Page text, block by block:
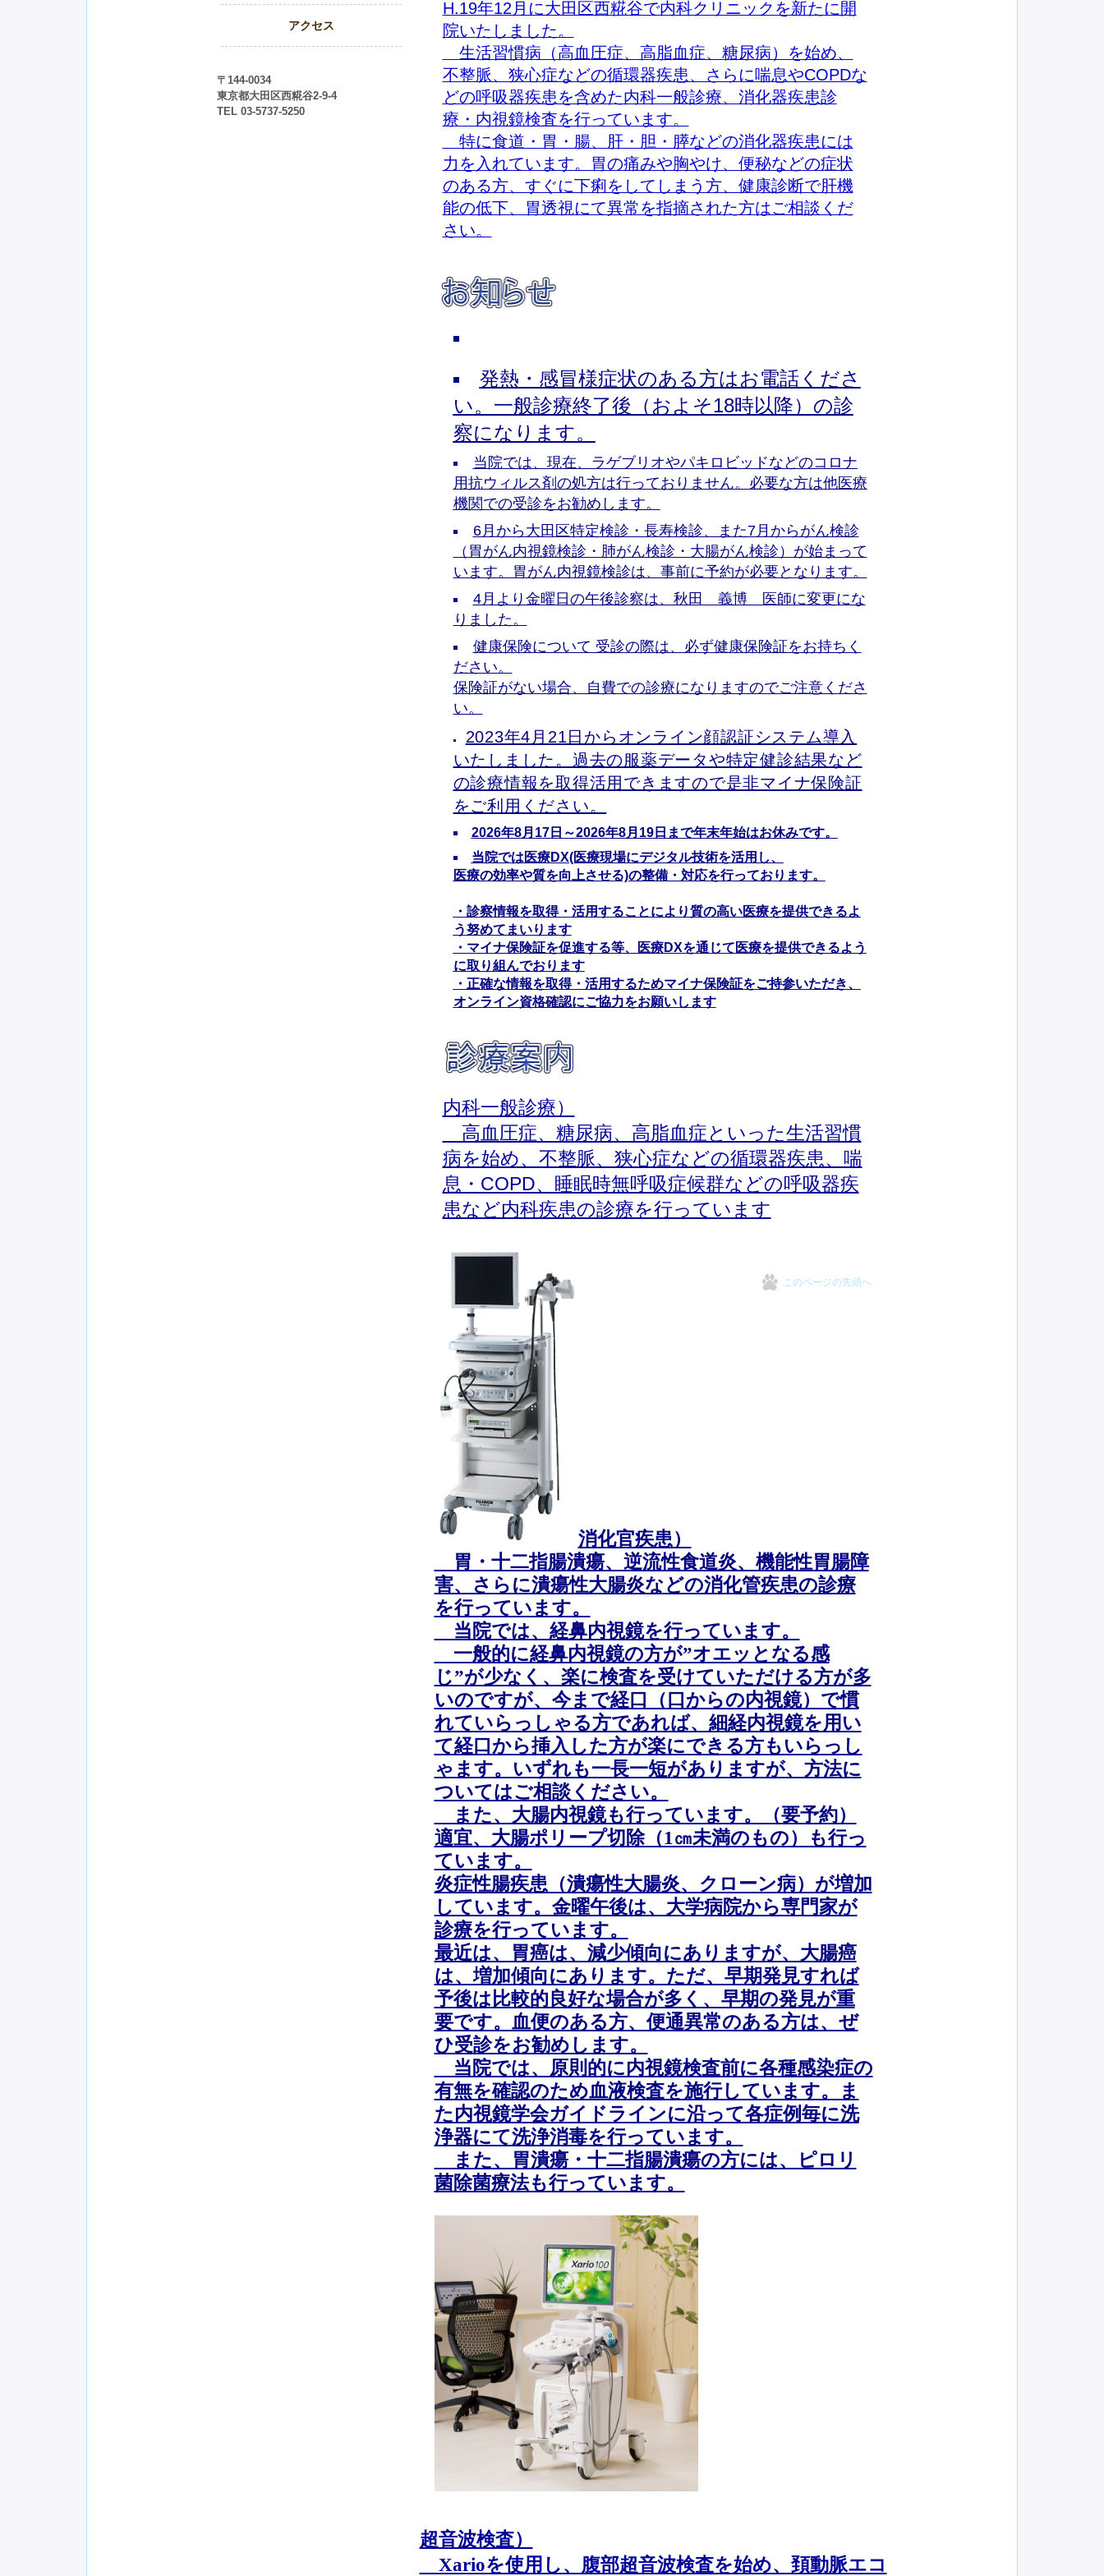
H.19年12月に大田区西糀谷で内科クリニックを新たに開
院いたしました。
生活習慣病（高血圧症、高脂血症、糖尿病）を始め、
不整脈、狭心症などの循環器疾患、さらに喘息やCOPDな
どの呼吸器疾患を含めた内科一般診療、消化器疾患診
療・内視鏡検査を行っています。
特に食道・胃・腸、肝・胆・膵などの消化器疾患には
力を入れています。胃の痛みや胸やけ、便秘などの症状
のある方、すぐに下痢をしてしまう方、健康診断で肝機
能の低下、胃透視にて異常を指摘された方はご相談くだ
さい。
発熱・感冒様症状のある方はお電話くださ
い。一般診療終了後（およそ18時以降）の診
察になります。
当院では、現在、ラゲブリオやパキロビッドなどのコロナ
用抗ウィルス剤の処方は行っておりません。必要な方は他医療
機関での受診をお勧めします。
6月から大田区特定検診・長寿検診、また7月からがん検診
（胃がん内視鏡検診・肺がん検診・大腸がん検診）が始まって
います。胃がん内視鏡検診は、事前に予約が必要となります。
4月より金曜日の午後診察は、秋田 義博 医師に変更にな
りました。
健康保険について 受診の際は、必ず健康保険証をお持ちく
ださい。
保険証がない場合、自費での診療になりますのでご注意くださ
い。
2023年4月21日からオンライン顔認証システム導入
いたしました。過去の服薬データや特定健診結果など
の診療情報を取得活用できますので是非マイナ保険証
をご利用ください。
2026年8月17日～2026年8月19日まで年末年始はお休みです。
当院では医療DX(医療現場にデジタル技術を活用し、
医療の効率や質を向上させる)の整備・対応を行っております。
・診察情報を取得・活用することにより質の高い医療を提供できるよ
う努めてまいります
・マイナ保険証を促進する等、医療DXを通じて医療を提供できるよう
に取り組んでおります
・正確な情報を取得・活用するためマイナ保険証をご持参いただき、
オンライン資格確認にご協力をお願いします
内科一般診療）
高血圧症、糖尿病、高脂血症といった生活習慣
病を始め、不整脈、狭心症などの循環器疾患、喘
息・COPD、睡眠時無呼吸症候群などの呼吸器疾
患など内科疾患の診療を行っています
このページの先頭へ
消化官疾患）
胃・十二指腸潰瘍、逆流性食道炎、機能性胃腸障
害、さらに潰瘍性大腸炎などの消化管疾患の診療
を行っています。
当院では、経鼻内視鏡を行っています。
一般的に経鼻内視鏡の方が”オエッとなる感
じ”が少なく、楽に検査を受けていただける方が多
いのですが、今まで経口（口からの内視鏡）で慣
れていらっしゃる方であれば、細経内視鏡を用い
て経口から挿入した方が楽にできる方もいらっし
ゃます。いずれも一長一短がありますが、方法に
ついてはご相談ください。
また、大腸内視鏡も行っています。（要予約）
適宜、大腸ポリープ切除（1㎝未満のもの）も行っ
ています。
炎症性腸疾患（潰瘍性大腸炎、クローン病）が増加
しています。金曜午後は、大学病院から専門家が
診療を行っています。
最近は、胃癌は、減少傾向にありますが、大腸癌
は、増加傾向にあります。ただ、早期発見すれば
予後は比較的良好な場合が多く、早期の発見が重
要です。血便のある方、便通異常のある方は、ぜ
ひ受診をお勧めします。
当院では、原則的に内視鏡検査前に各種感染症の
有無を確認のため血液検査を施行しています。ま
た内視鏡学会ガイドラインに沿って各症例毎に洗
浄器にて洗浄消毒を行っています。
また、胃潰瘍・十二指腸潰瘍の方には、ピロリ
菌除菌療法も行っています。
超音波検査）
Xarioを使用し、腹部超音波検査を始め、頚動脈エコ
院内設備
アクセス
〒144-0034
東京都大田区西糀谷2-9-4
TEL 03-5737-5250